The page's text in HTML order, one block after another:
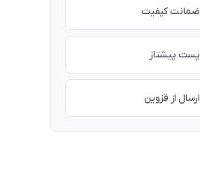
ضمانت کیفیت
پست پیشتاز
ارسال از قزوین